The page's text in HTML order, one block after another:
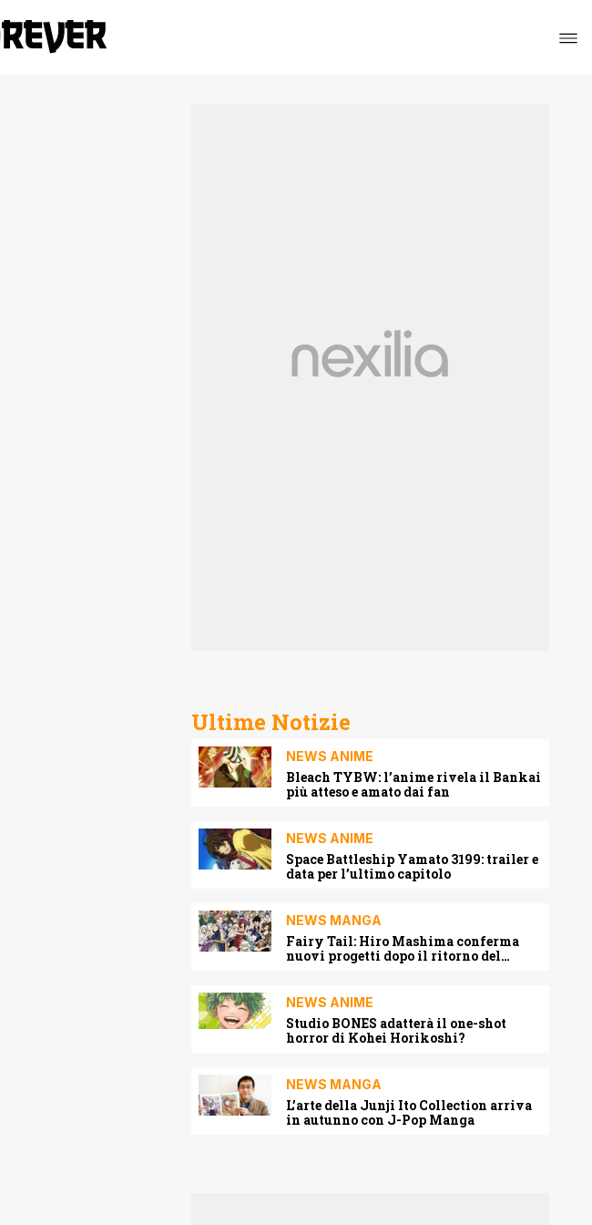
Ultime Notizie
NEWS ANIME
Bleach TYBW: l’anime rivela il Bankai
più atteso e amato dai fan
NEWS ANIME
Space Battleship Yamato 3199: trailer e
data per l’ultimo capitolo
NEWS MANGA
Fairy Tail: Hiro Mashima conferma
nuovi progetti dopo il ritorno del
NEWS ANIME
Studio BONES adatterà il one-shot
horror di Kohei Horikoshi?
NEWS MANGA
L’arte della Junji Ito Collection arriva
in autunno con J-Pop Manga